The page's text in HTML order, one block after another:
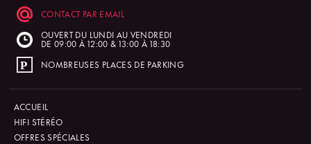
CONTACT PAR EMAIL
OUVERT DU LUNDI AU VENDREDI
DE 09:00 À 12:00 & 13:00 À 18:30
NOMBREUSES PLACES DE PARKING
ACCUEIL
HIFI STÉRÉO
OFFRES SPÉCIALES